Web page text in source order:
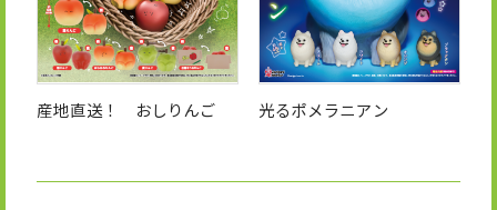
産地直送！ おしりんご 光るポメラニアン